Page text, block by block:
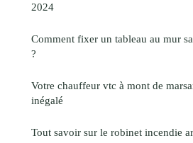
2024
Comment fixer un tableau au mur
?
Votre chauffeur vtc à mont de
inégalé
Tout savoir sur le robinet incendie